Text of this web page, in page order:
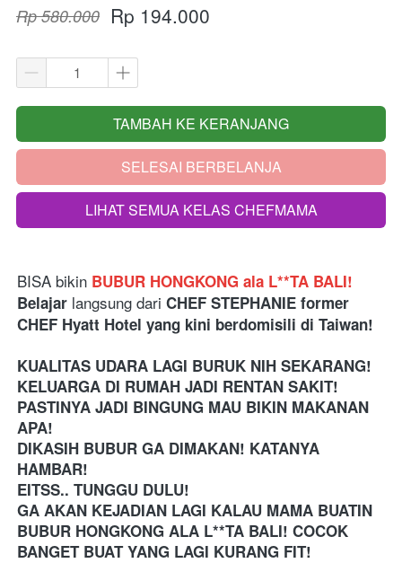
Rp 580.000 Rp 194.000
`
TAMBAH KE KERANJANG
`SELESAI BERBELANJA
`LIHAT SEMUA KELAS CHEFMAMA
BISA bikin
Belajar langsung dari CHEF STEPHANIE former
CHEF Hyatt Hotel yang kini berdomisili di Taiwan!
KUALITAS UDARA LAGI BURUK NIH SEKARANG!
KELUARGA DI RUMAH JADI RENTAN SAKIT!
PASTINYA JADI BINGUNG MAU BIKIN MAKANAN
APA!
DIKASIH BUBUR GA DIMAKAN! KATANYA
HAMBAR!
EITSS.. TUNGGU DULU!
GA AKAN KEJADIAN LAGI KALAU MAMA BUATIN
BUBUR HONGKONG ALA L**TA BALI! COCOK
BANGET BUAT YANG LAGI KURANG FIT!